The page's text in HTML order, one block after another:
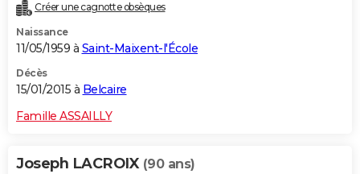
Créer une cagnotte obsèques
Naissance
11/05/1959 à Saint-Maixent-l'École
Décès
15/01/2015 à Belcaire
Famille ASSAILLY
Joseph LACROIX (90 ans)